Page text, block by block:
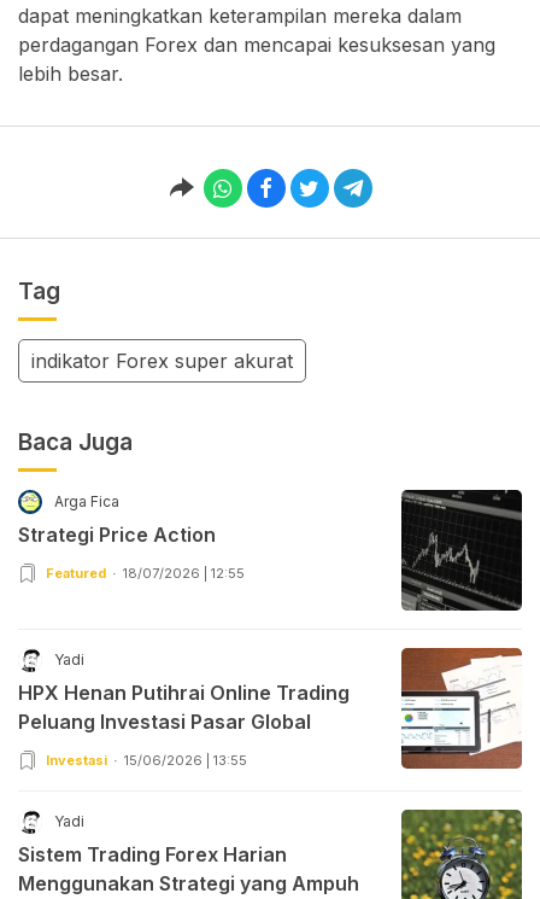
dapat meningkatkan keterampilan mereka dalam
perdagangan Forex dan mencapai kesuksesan yang
lebih besar.
Tag
indikator Forex super akurat
Baca Juga
Arga Fica
Strategi Price Action
Featured 18/07/2026 | 12:55
Yadi
HPX Henan Putihrai Online Trading
Peluang Investasi Pasar Global
Investasi 15/06/2026 | 13:55
Yadi
Sistem Trading Forex Harian
Menggunakan Strategi yang Ampuh